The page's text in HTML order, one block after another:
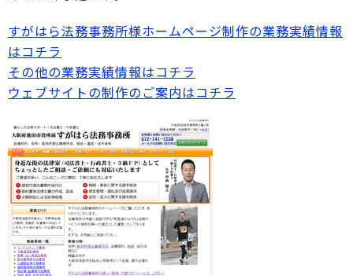
すがはら法務事務所様ホームページ制作の業務実績情報
はコチラ
その他の業務実績情報はコチラ
ウェブサイトの制作のご案内はコチラ